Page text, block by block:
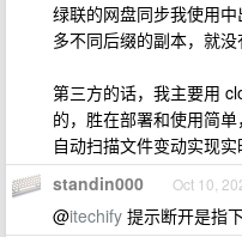
绿联的网盘同步我使用
多不同后缀的副本，就没
第三方的话，我主要用
的，胜在部署和使用简单
自动扫描文件变动实现实
standin000 Oct 10,
@itechify 提示断开是指